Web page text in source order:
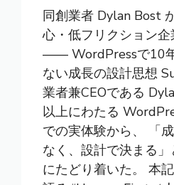
同創業者 Dylan Bost
心・低フリクション
―― WordPressで10
ない成長の設計思想
業者兼CEOである
以上にわたる
での実体験から、 「
なく、設計で決まる
にたどり着いた。 本